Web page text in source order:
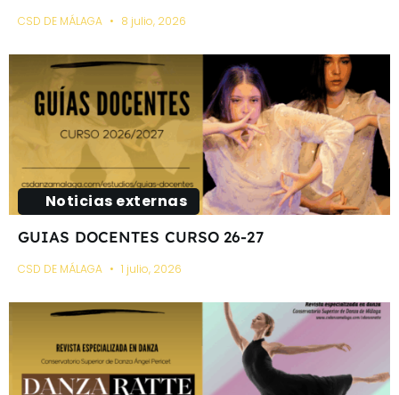
CSD DE MÁLAGA 8 julio, 2026
Noticias externas
GUIAS DOCENTES CURSO 26-27
CSD DE MÁLAGA 1 julio, 2026